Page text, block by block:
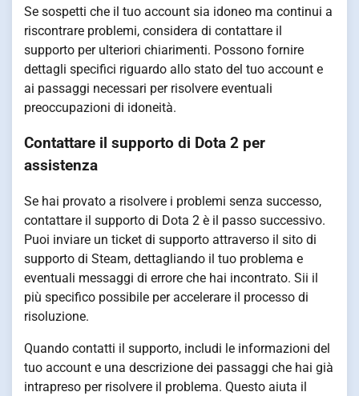
Se sospetti che il tuo account sia idoneo ma continui a
riscontrare problemi, considera di contattare il
supporto per ulteriori chiarimenti. Possono fornire
dettagli specifici riguardo allo stato del tuo account e
ai passaggi necessari per risolvere eventuali
preoccupazioni di idoneità.
Contattare il supporto di Dota 2 per
assistenza
Se hai provato a risolvere i problemi senza successo,
contattare il supporto di Dota 2 è il passo successivo.
Puoi inviare un ticket di supporto attraverso il sito di
supporto di Steam, dettagliando il tuo problema e
eventuali messaggi di errore che hai incontrato. Sii il
più specifico possibile per accelerare il processo di
risoluzione.
Quando contatti il supporto, includi le informazioni del
tuo account e una descrizione dei passaggi che hai già
intrapreso per risolvere il problema. Questo aiuta il